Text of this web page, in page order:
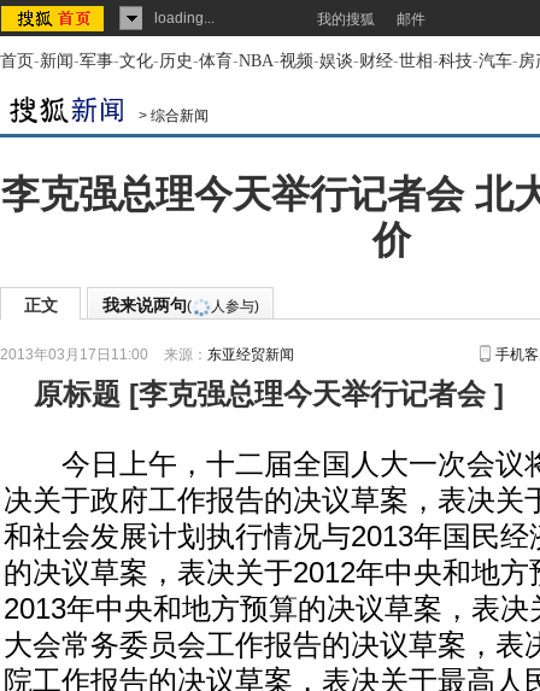
loading... 我的搜狐 邮件
首页-新闻-军事-文化-历史-体育-NBA-视频-娱谈-财经-世相-科技-汽车-房
> 综合新闻
李克强总理今天举行记者会 北
价
正文 我来说两句( 人参与)
2013年03月17日11:00 来源： 东亚经贸新闻 手机
原标题 [李克强总理今天举行记者会 ]
今日上午，十二届全国人大一次会议
决关于政府工作报告的决议草案，表决关
和社会发展计划执行情况与2013年国民
的决议草案，表决关于2012年中央和地
2013年中央和地方预算的决议草案，表
大会常务委员会工作报告的决议草案，表
院工作报告的决议草案，表决关于最高人